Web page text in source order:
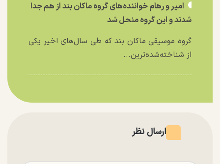
امیر و رهام خواننده‌های گروه ماکان بند از هم جدا
شدند و این گروه منحل شد
گروه موسیقی ماکان بند که طی سال‌های اخیر یکی
از شناخته‌شده‌ترین...
ارسال نظر